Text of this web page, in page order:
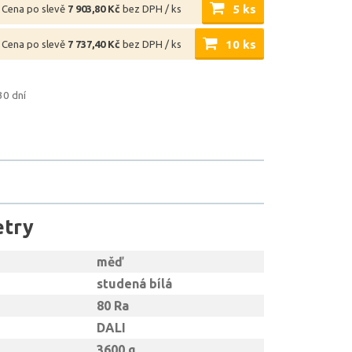
Cena po slevě 7 903,80 Kč bez DPH / ks 5 ks
Cena po slevě 7 737,40 Kč bez DPH / ks 10 ks
dní
měď
studená bílá
80 Ra
DALI